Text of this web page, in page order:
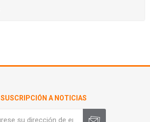
SUSCRIPCIÓN A NOTICIAS